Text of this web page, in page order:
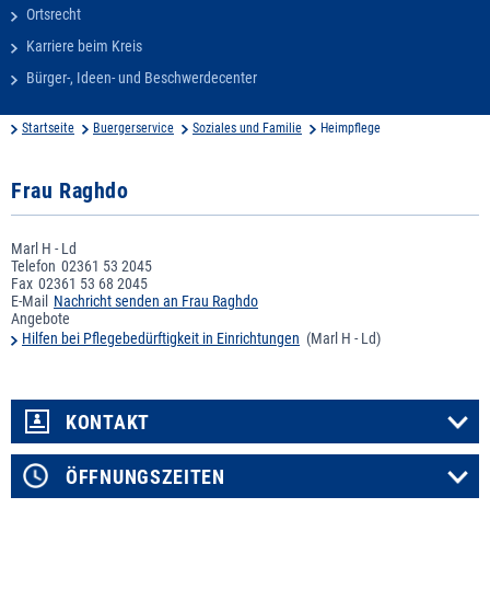
Ortsrecht
Karriere beim Kreis
Bürger-, Ideen- und Beschwerdecenter
Startseite Buergerservice Soziales und Familie Heimpflege
Frau Raghdo
Marl H - Ld
Telefon 02361 53 2045
Fax 02361 53 68 2045
E-Mail Nachricht senden an Frau Raghdo
Angebote
Hilfen bei Pflegebedürftigkeit in Einrichtungen (Marl H - Ld)
KONTAKT
ÖFFNUNGSZEITEN